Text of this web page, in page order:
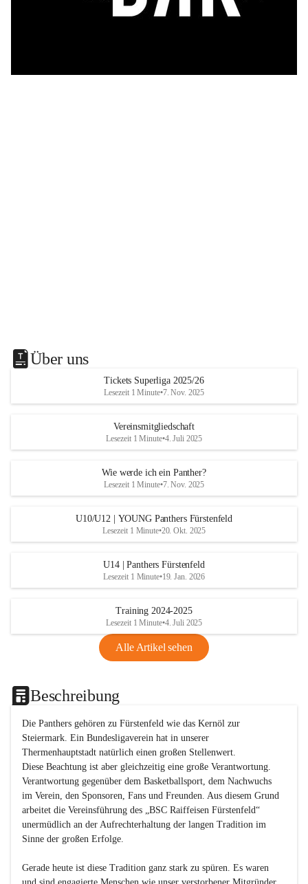
Über uns
Tickets Superliga 2025/26
Lesezeit 1 Minute•7. Nov. 2025
Vereinsmitgliedschaft
Lesezeit 1 Minute•4. Juli 2025
Wie werde ich ein Panther?
Lesezeit 1 Minute•7. Nov. 2025
U10/U12 | YOUNG Panthers Fürstenfeld
Lesezeit 1 Minute•20. Okt. 2025
U14 | Panthers Fürstenfeld
Lesezeit 1 Minute•19. Jan. 2026
Training 2024-2025
Lesezeit 1 Minute•4. Juli 2025
Alle Artikel sehen
Beschreibung
Die Panthers gehören zu Fürstenfeld wie das Kernöl zur
Steiermark. Ein Bundesligaverein hat in unserer
Thermenhauptstadt natürlich einen großen Stellenwert.
Diese Beachtung ist aber gleichzeitig eine große Verantwortung.
Verantwortung gegenüber dem Basketballsport, dem Nachwuchs
im Verein, den Sponsoren, Fans und Freunden. Aus diesem Grund
arbeitet die Vereinsführung des „BSC Raiffeisen Fürstenfeld“
unermüdlich an der Aufrechterhaltung der langen Tradition im
Sinne der großen Erfolge.
Gerade heute ist diese Tradition ganz stark zu spüren. Es waren